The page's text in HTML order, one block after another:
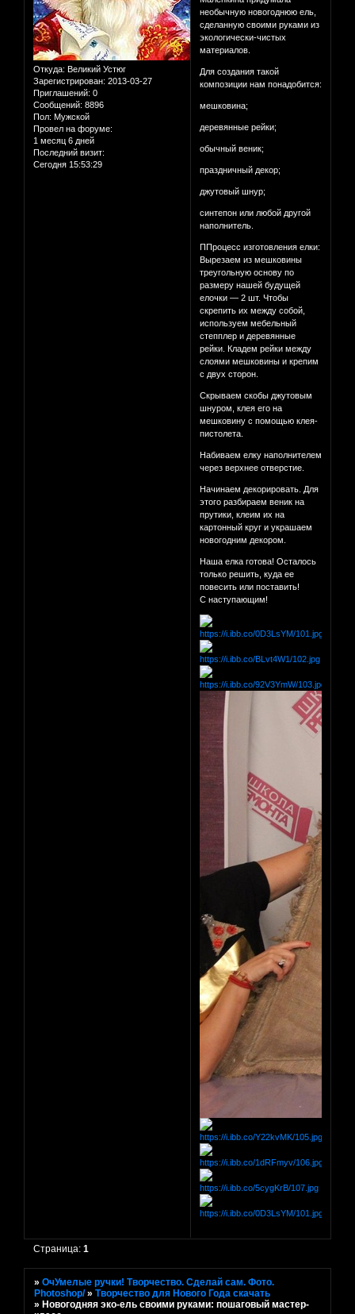
Откуда: Великий Устюг
Зарегистрирован: 2013-03-27
Приглашений: 0
Сообщений: 8896
Пол: Мужской
Провел на форуме:
1 месяц 6 дней
Последний визит:
Сегодня 15:53:29
необычную новогоднюю ель,
сделанную своими руками из
экологически-чистых
материалов.
Для создания такой
композиции нам понадобится:
мешковина;
деревянные рейки;
обычный веник;
праздничный декор;
джутовый шнур;
синтепон или любой другой
наполнитель.
ППроцесс изготовления елки:
Вырезаем из мешковины
треугольную основу по
размеру нашей будущей
елочки — 2 шт. Чтобы
скрепить их между собой,
используем мебельный
степплер и деревянные
рейки. Кладем рейки между
слоями мешковины и крепим
с двух сторон.
Скрываем скобы джутовым
шнуром, клея его на
мешковину с помощью клея-
пистолета.
Набиваем елку наполнителем
через верхнее отверстие.
Начинаем декорировать. Для
этого разбираем веник на
прутики, клеим их на
картонный круг и украшаем
новогодним декором.
Наша елка готова! Осталось
только решить, куда ее
повесить или поставить!
С наступающим!
Страница:1
»ОчУмелые ручки! Творчество. Сделай сам. Фото.
Photoshop/ »Творчество для Нового Года скачать
»Новогодняя эко-ель своими руками: пошаговый мастер-